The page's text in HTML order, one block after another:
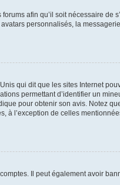
afin qu’il soit nécessaire
personnalisés, la
qui dit que les sites Internet
permettant d’identifier un
pour obtenir son avis. Notez
à l’exception de celles
Il peut également avoir